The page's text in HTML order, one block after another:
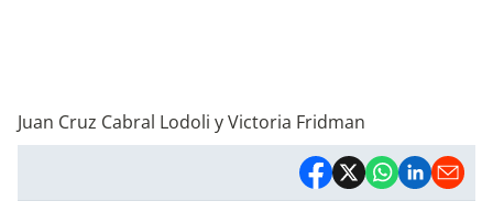
Juan Cruz Cabral Lodoli y Victoria Fridman